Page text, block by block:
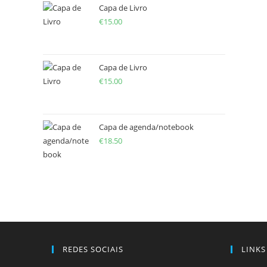
Capa de Livro
€15.00
Capa de Livro
€15.00
Capa de agenda/notebook
€18.50
REDES SOCIAIS